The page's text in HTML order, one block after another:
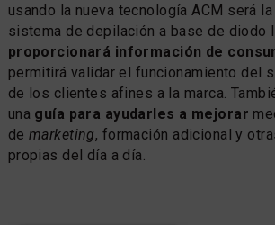
usando la nueva tecnología ACM será la
sistema de depilación a base de diodo
proporcionará información de
permitirá validar el funcionamiento del
de los clientes afines a la marca.
una guía para ayudarles a mejorar
de marketing, formación adicional y
propias del día a día.